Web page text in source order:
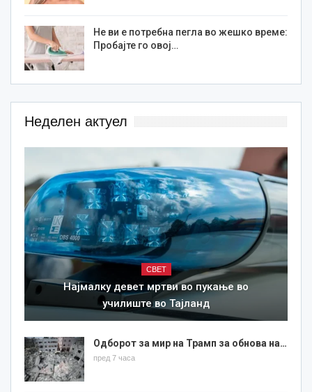
Не ви е потребна пегла во жешко време:
Пробајте го овој…
Неделен актуел
СВЕТ
Најмалку девет мртви во пукање во
училиште во Тајланд
Одборот за мир на Трамп за обнова на…
пред 7 часа